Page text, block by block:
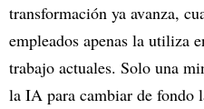
transformación ya avanza,
empleados apenas la utiliza
trabajo actuales. Solo una
la IA para cambiar de fondo